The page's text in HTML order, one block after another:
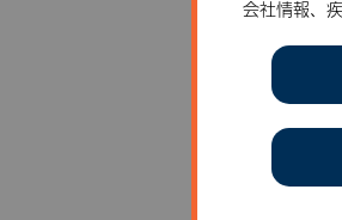
会社情報、